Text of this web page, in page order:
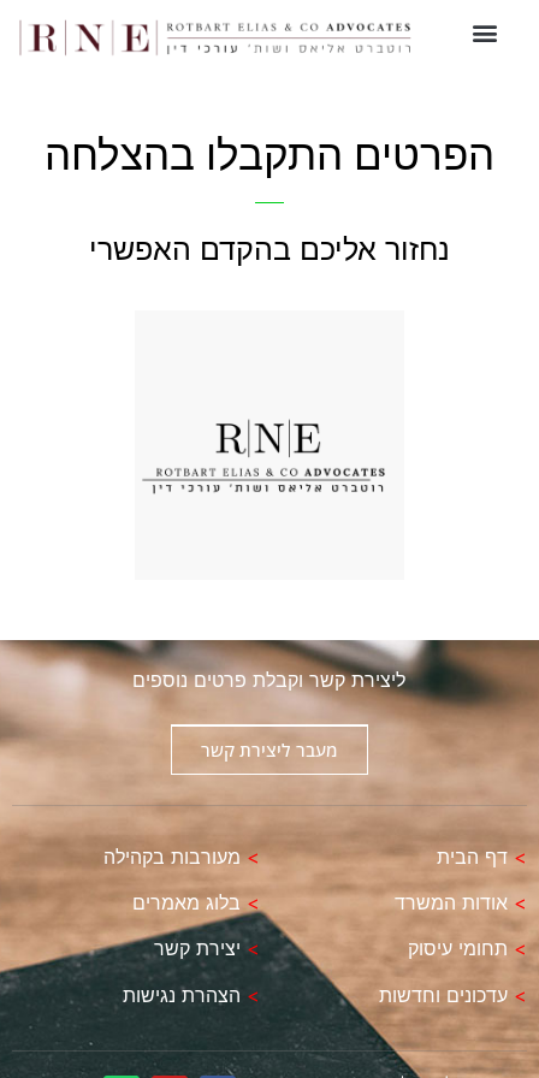
הפרטים התקבלו בהצלחה
נחזור אליכם בהקדם האפשרי
> דף הבית
> אודות המשרד
> תחומי עיסוק
> עדכונים וחדשות
> מעורבות בקהילה
> בלוג מאמרים
> יצירת קשר
> הצהרת נגישות
ליצירת קשר וקבלת פרטים נוספים
מעבר ליצירת קשר